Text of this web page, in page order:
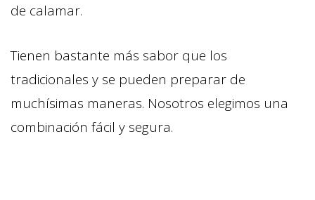
de calamar.
Tienen bastante más sabor que los
tradicionales y se pueden preparar de
muchísimas maneras. Nosotros elegimos una
combinación fácil y segura.